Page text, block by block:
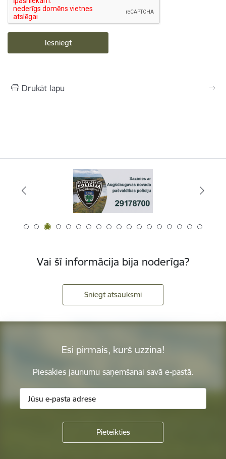
Drukāt lapu
Vai šī informācija bija noderīga?
Sniegt atsauksmi
Esi pirmais, kurš uzzina!
Piesakies jaunumu saņemšanai savā e-pastā.